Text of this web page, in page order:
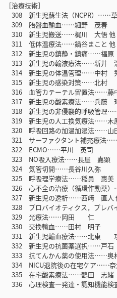
［治療技術］
308 新生児蘇生法（NCPR）
309 胎盤血輸血……細野 茂春
310 新生児搬送……梶川 大悟 他
311 低体温療法……鍋谷まこと 他
312 新生児の鎮静・鎮痛……福
313 新生児の輸液療法……新井
314 新生児の体温管理……中村
315 新生児の感染対策……北
316 血管カテーテル留置法……
317 新生児の酸素療法……兵藤
318 新生児の非侵襲的呼吸管理
319 新生児の人工換気療法……
320 呼吸回路の加温加湿法……
321 サーファクタント補充療法
322 ECMO……平川 英司
323 NO吸入療法……長屋 嘉顕
324 気管切開……長谷川久弥
325 呼吸理学療法……稲員 惠美
326 心不全の治療（循環作動
327 新生児の透析……西﨑 直人
328 プロバイオティクス，プレ
329 光療法……岡田 仁
330 交換輸血……田村 明子
331 新生児輸血療法……北東
332 新生児の抗菌薬選択……戸
333 抗てんかん薬の使用法……奥
334 NICU退院後の在宅ケア……
335 在宅酸素療法……鶴田 志緒
336 心理検査―発達・認知機能